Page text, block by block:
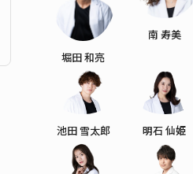
堀田 和亮
南 寿美
池田 雪太郎 明石 仙姫